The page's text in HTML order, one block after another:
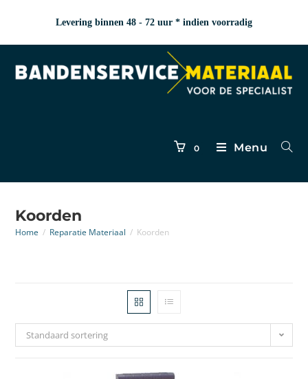
Levering binnen 48 - 72 uur * indien voorradig
0 Menu
Koorden
Home / Reparatie Materiaal / Koorden
Standaard sortering